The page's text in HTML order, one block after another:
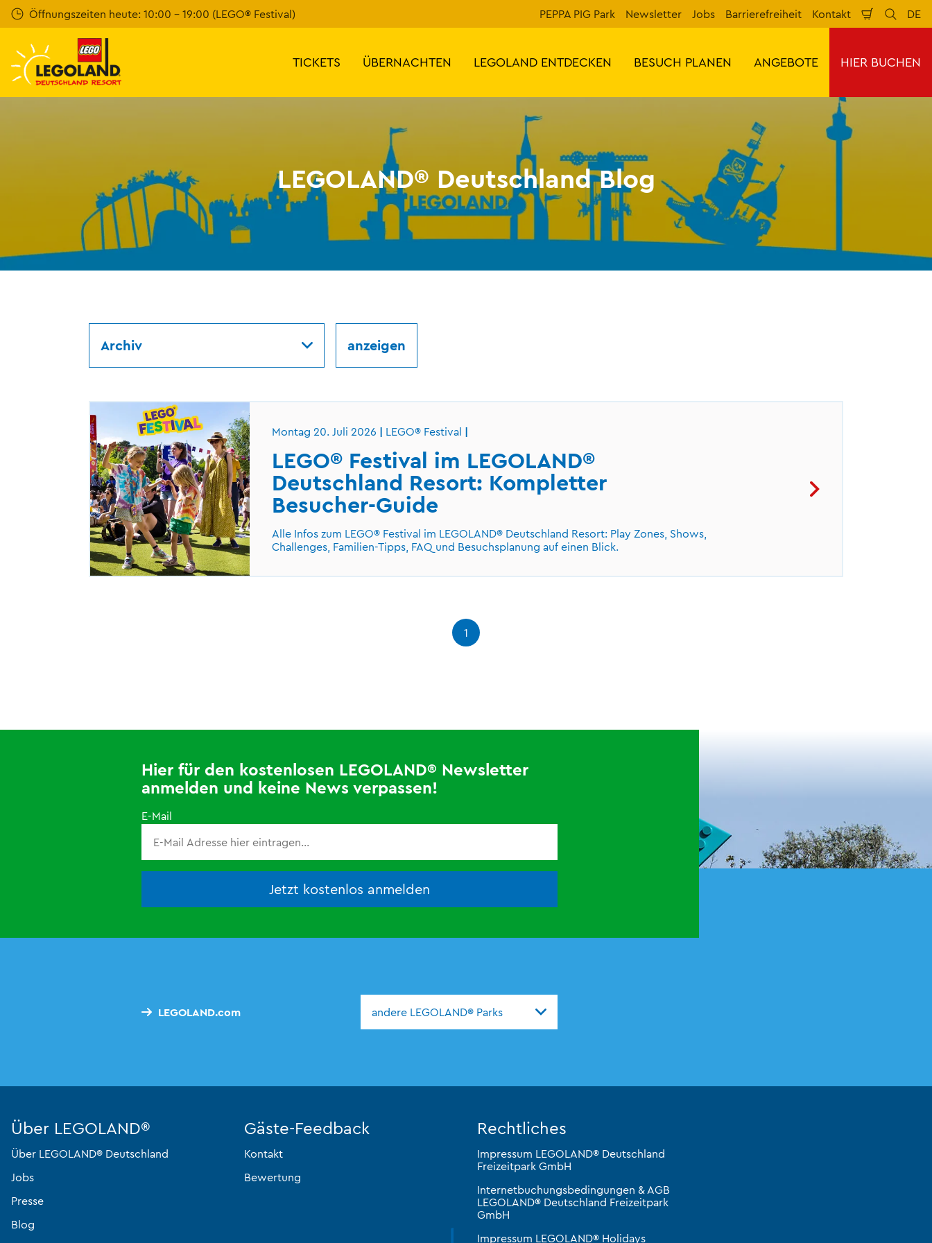
Weiter
zum
Hauptinhalt
Öffnungszeiten heute: 10:00 - 19:00 (LEGO® Festival) PEPPA PIG Park Newsletter Jobs Barrierefreiheit Kontakt Warenkorb
DE
TICKETS ÜBERNACHTEN LEGOLAND ENTDECKEN BESUCH PLANEN ANGEBOTE HIER BUCHEN
LEGOLAND® Deutschland Blog
Archiv
Montag 20. Juli 2026 LEGO® Festival
LEGO® Festival im LEGOLAND®
Deutschland Resort: Kompletter
Besucher-Guide
Alle Infos zum LEGO® Festival im LEGOLAND® Deutschland Resort: Play Zones, Shows,
Challenges, Familien-Tipps, FAQ und Besuchsplanung auf einen Blick.
1
Hier für den kostenlosen LEGOLAND® Newsletter
anmelden und keine News verpassen!
E-Mail
Jetzt kostenlos anmelden
LEGOLAND.com andere LEGOLAND® Parks
Über LEGOLAND®
Über LEGOLAND® Deutschland
Jobs
Presse
Blog
Gäste-Feedback
Kontakt
Bewertung
Rechtliches
Impressum LEGOLAND® Deutschland
Freizeitpark GmbH
Internetbuchungsbedingungen & AGB
LEGOLAND® Deutschland Freizeitpark
GmbH
Impressum LEGOLAND® Holidays